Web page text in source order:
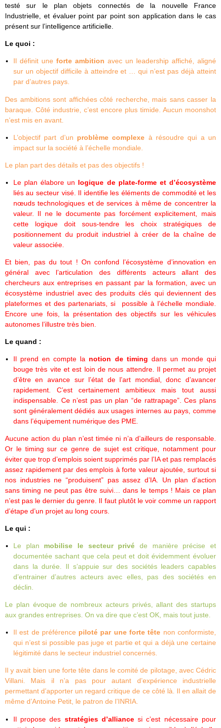
testé sur le plan objets connectés de la nouvelle France
Industrielle, et évaluer point par point son application dans le cas
présent sur l’intelligence artificielle.
Le quoi :
Il définit une forte ambition avec un leadership affiché, aligné
sur un objectif difficile à atteindre et … qui n’est pas déjà atteint
par d’autres pays.
Des ambitions sont affichées côté recherche, mais sans casser la
baraque. Côté industrie, c’est encore plus timide. Aucun moonshot
n’est mis en avant.
L’objectif part d’un problème complexe à résoudre qui a un
impact sur la société à l’échelle mondiale.
Le plan part des détails et pas des objectifs !
Le plan élabore un logique de plate-forme et d’écosystème
liés au secteur visé. Il identifie les éléments de commodité et les
nœuds technologiques et de services à même de concentrer la
valeur. Il ne le documente pas forcément explicitement, mais
cette logique doit sous-tendre les choix stratégiques de
positionnement du produit industriel à créer de la chaîne de
valeur associée.
Et bien, pas du tout ! On confond l’écosystème d’innovation en
général avec l’articulation des différents acteurs allant des
chercheurs aux entreprises en passant par la formation, avec un
écosystème industriel avec des produits clés qui deviennent des
plateformes et des partenariats, si possible à l’échelle mondiale.
Encore une fois, la présentation des objectifs sur les véhicules
autonomes l’illustre très bien.
Le quand :
Il prend en compte la notion de timing dans un monde qui
bouge très vite et est loin de nous attendre. Il permet au projet
d’être en avance sur l’état de l’art mondial, donc d’avancer
rapidement. C’est certainement ambitieux mais tout aussi
indispensable. Ce n’est pas un plan “de rattrapage”. Ces plans
sont généralement dédiés aux usages internes au pays, comme
dans l’équipement numérique des PME.
Aucune action du plan n’est timée ni n’a d’ailleurs de responsable.
Or le timing sur ce genre de sujet est critique, notamment pour
éviter que trop d’emplois soient supprimés par l’IA et pas remplacés
assez rapidement par des emplois à forte valeur ajoutée, surtout si
nos industries ne “produisent” pas assez d’IA. Un plan d’action
sans timing ne peut pas être suivi… dans le temps ! Mais ce plan
n’est pas le dernier du genre. Il faut plutôt le voir comme un rapport
d’étape d’un projet au long cours.
Le qui :
Le plan mobilise le secteur privé de manière précise et
documentée sachant que cela peut et doit évidemment évoluer
dans la durée. Il s’appuie sur des sociétés leaders capables
d’entrainer d’autres acteurs avec elles, pas des sociétés en
déclin.
Le plan évoque de nombreux acteurs privés, allant des startups
aux grandes entreprises. On va dire que c’est OK, mais tout juste.
Il est de préférence piloté par une forte tête non conformiste,
qui n’est si possible pas juge et partie et qui a déjà une certaine
légitimité dans le secteur industriel concernés.
Il y avait bien une forte tête dans le comité de pilotage, avec Cédric
Villani. Mais il n’a pas pour autant d’expérience industrielle
permettant d’apporter un regard critique de ce côté là. Il en allait de
même d’Antoine Petit, le patron de l’INRIA.
Il propose des stratégies d’alliancesi c’est nécessaire pour